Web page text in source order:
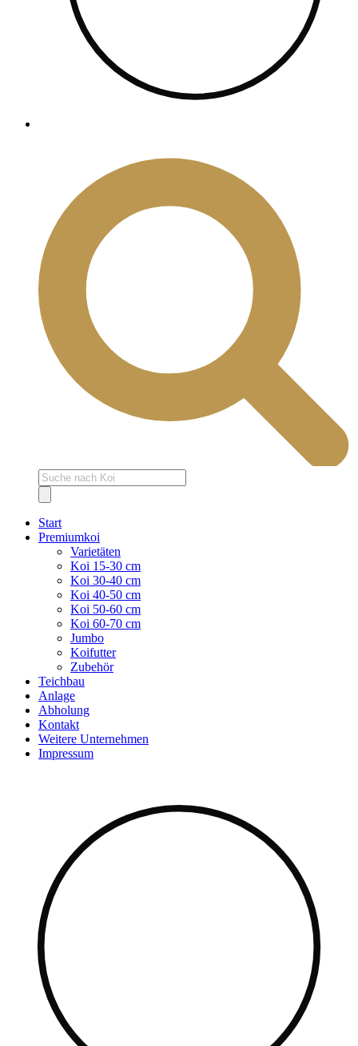
Products
search
Start
Premiumkoi
Varietäten
Koi 15-30 cm
Koi 30-40 cm
Koi 40-50 cm
Koi 50-60 cm
Koi 60-70 cm
Jumbo
Koifutter
Zubehör
Teichbau
Anlage
Abholung
Kontakt
Weitere Unternehmen
Impressum